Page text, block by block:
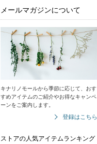
メールマガジンについて
キナリノモールから季節に応じて、おす
すめアイテムのご紹介やお得なキャンペ
ーンをご案内します。
登録はこちら
ストアの人気アイテムランキング